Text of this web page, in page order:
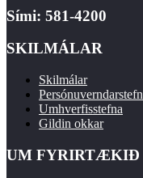
Sími: 581-4200
SKILMÁLAR
Skilmálar
Umhverfisstefna
Gildin okkar
UM FYRIRTÆKIÐ